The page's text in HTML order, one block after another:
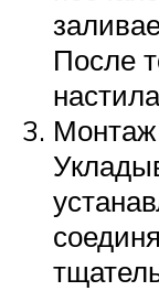
После
Монтаж